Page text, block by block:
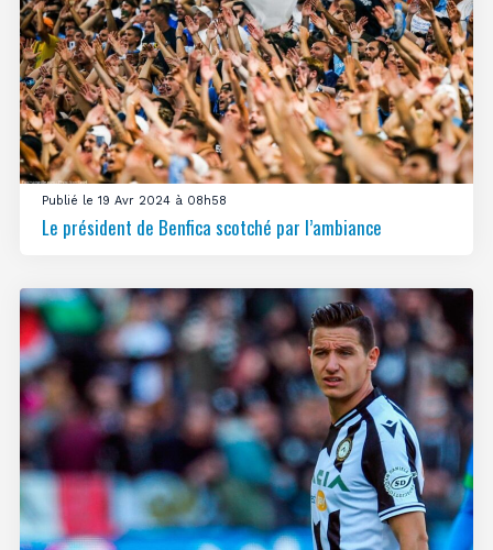
Publié le 19 Avr 2024 à 08h58
Le président de Benfica scotché par l’ambiance